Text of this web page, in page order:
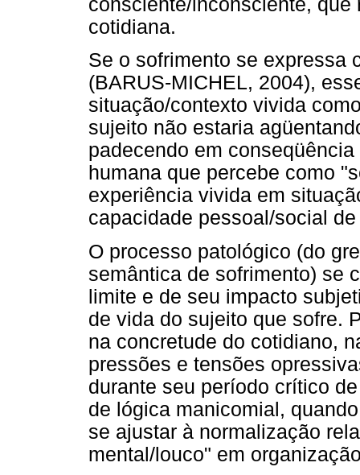
consciente/inconsciente,
cotidiana.
Se o sofrimento se expressa
(BARUS-MICHEL, 2004),
situação/contexto vivida
sujeito não estaria
padecendo em
humana que percebe como
experiência vivida em
capacidade pessoal/social
O processo patológico (do
semântica de sofrimento) se
limite e de seu impacto
de vida do sujeito que sofre.
na concretude do cotidiano,
pressões e tensões
durante seu período crítico
de lógica manicomial,
se ajustar à normalização
mental/louco" em